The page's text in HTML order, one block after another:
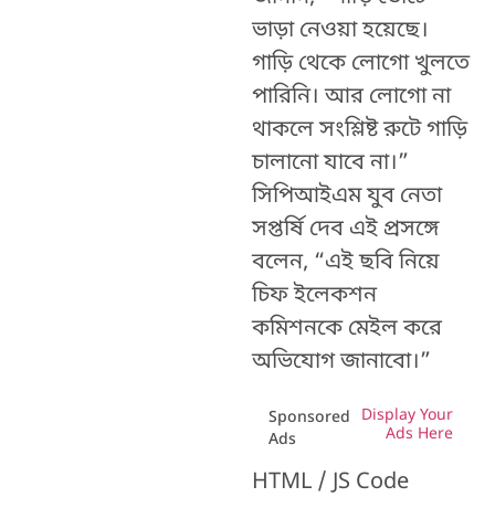
ভাড়া নেওয়া হয়েছে।
গাড়ি থেকে লোগো খুলতে
পারিনি। আর লোগো না
থাকলে সংশ্লিষ্ট রুটে গাড়ি
চালানো যাবে না।”
সিপিআইএম যুব নেতা
সপ্তর্ষি দেব এই প্রসঙ্গে
বলেন, “এই ছবি নিয়ে
চিফ ইলেকশন
কমিশনকে মেইল করে
অভিযোগ জানাবো।”
Sponsored
Ads
Display Your
Ads Here
HTML / JS Code